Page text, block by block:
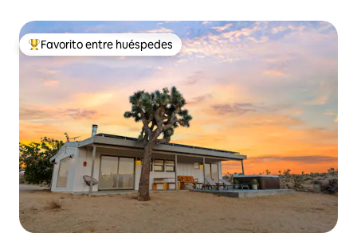
De los mejores en Favorito entre huéspedes
Favorito entre huéspedes